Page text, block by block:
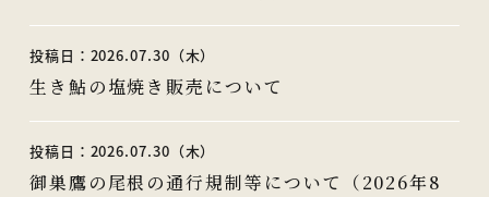
投稿日：2026.07.30（木）
生き鮎の塩焼き販売について
投稿日：2026.07.30（木）
御巣鷹の尾根の通行規制等について（2026年8